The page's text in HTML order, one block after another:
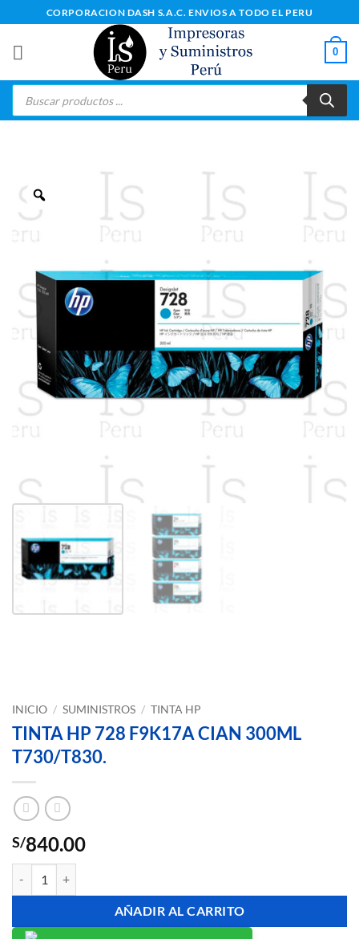
al
contenido
CORPORACION DASH S.A.C. ENVIOS A TODO EL PERU
0
Búsqueda
INICIO / SUMINISTROS / TINTA HP
TINTA HP 728 F9K17A CIAN 300ML
T730/T830.
S/840.00
AÑADIR AL CARRITO